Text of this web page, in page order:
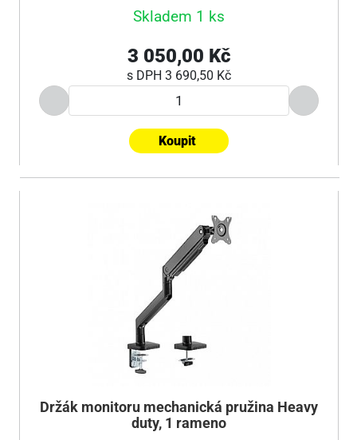
Skladem 1 ks
3 050,00 Kč
s DPH 3 690,50 Kč
Koupit
Držák monitoru mechanická pružina Heavy
duty, 1 rameno